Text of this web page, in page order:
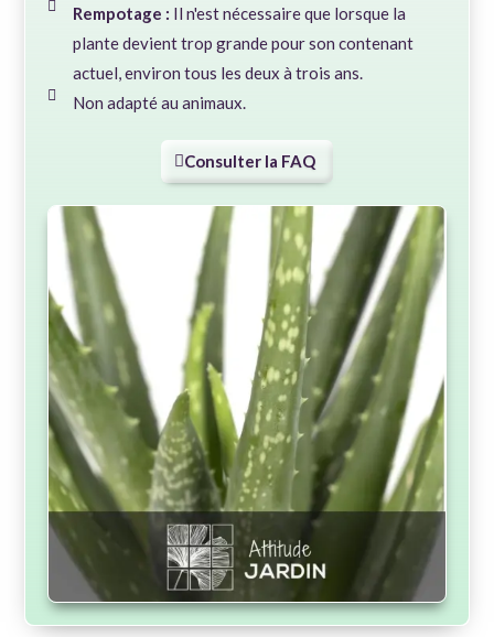
Rempotage : Il n'est nécessaire que lorsque la
plante devient trop grande pour son contenant
actuel, environ tous les deux à trois ans.
Non adapté au animaux.
Consulter la FAQ